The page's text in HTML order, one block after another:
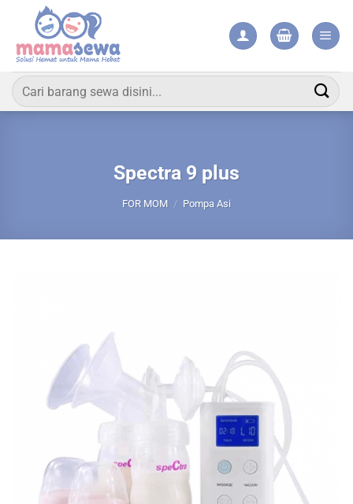
content
Pencarian
untuk:
Spectra 9 plus
FOR MOM / Pompa Asi